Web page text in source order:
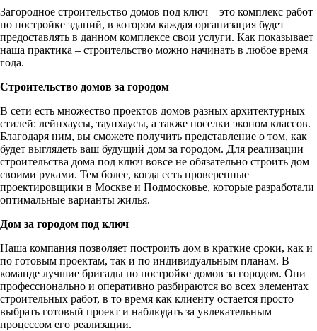
Загородное строительство домов под ключ – это комплекс работ
по постройке зданий, в котором каждая организация будет
предоставлять в данном комплексе свои услуги. Как показывает
наша практика – строительство можно начинать в любое время
года.
Строительство домов за городом
В сети есть множество проектов домов разных архитектурных
стилей: лейнхаусы, таунхаусы, а также поселки эконом классов.
Благодаря ним, вы сможете получить представление о том, как
будет выглядеть ваш будущий дом за городом. Для реализации
строительства дома под ключ вовсе не обязательно строить дом
своими руками. Тем более, когда есть проверенные
проектировщики в Москве и Подмосковье, которые разработали
оптимальные варианты жилья.
Дом за городом под ключ
Наша компания позволяет построить дом в краткие сроки, как и
по готовым проектам, так и по индивидуальным планам. В
команде лучшие бригады по постройке домов за городом. Они
профессионально и оперативно разбираются во всех элементах
строительных работ, в то время как клиенту остается просто
выбрать готовый проект и наблюдать за увлекательным
процессом его реализации.